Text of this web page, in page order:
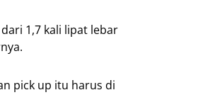
1,7 kali lipat lebar
pick up itu harus di